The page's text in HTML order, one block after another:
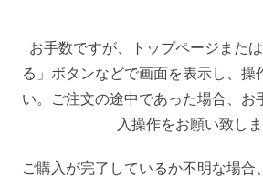
お手数ですが、トップページまた
る」ボタンなどで画面を表示し、操
い。ご注文の途中であった場合、お
入操作をお願い致しま
ご購入が完了しているか不明な場合